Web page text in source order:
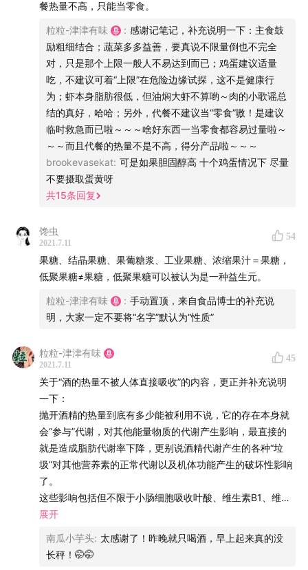
《中国居民膳食指南（2016）》
《基础营养学》
制作团队
主播 / 朱峰、冯越、粒粒、小茜
策划 / 白宦成、粒粒
后期 / 朱峰
产品统筹 / bobo
联合制作 / 声网
赞助我们
津津乐道已开通会员系统，登录爱发电加入津津乐道会
员，可收到不定期更新的节目扩展内容、片花、未公开发
布的节目等，还可以参与我们的付费听友群和线下聚会
关于「津津有味」
健康生活无需变身苦行僧，无能之辈才会传递说教和乏
味，养生其实简单日常不神秘，健康可以和快乐同行，科
学可以严谨而逗趣。津津有味，听二位吃货主播联手各界
达人每期给你一记“纳尼？居然是这样！”的暴击
官网：dao.fm
微信公众号： 津津乐道播客
Twitter： @jinjinledaofm
餐热量不高，只能当零食。
粒粒-津津有味 : 感谢记笔记，补充说明一下：主食鼓
励粗细结合；蔬菜多多益善，要真说不限量倒也不完全
对，只是那个上限一般人不易达到而已；鸡蛋建议适量
吃，不建议可着“上限”在危险边缘试探，这不是健康行
为；虾本身脂肪很低，但油焖大虾不算哟～肉的小歌谣总
结的真好，哈哈；另外，代餐不建议当“零食”嗷！是建议
临时救急而已啦～～～啥好东西一当零食都容易过量啦～
～～而且代餐的热量不是不高，得分产品啦～～～
brookevasekat: 可是如果胆固醇高 十个鸡蛋情况下 尽量
不要摄取蛋黄呀
共15条回复
馋虫
2021.7.11
54
果糖、结晶果糖、果葡糖浆、工业果糖、浓缩果汁＝果糖，
低聚果糖≠果糖，低聚果糖可以被认为是一种益生元。
粒粒-津津有味 : 手动置顶，来自食品博士的补充说
明，大家一定不要将“名字”默认为“性质”
粒粒-津津有味
2021.7.11
45
关于“酒的热量不被人体直接吸收”的内容，更正并补充说明
一下：
抛开酒精的热量到底有多少能被利用不说，它的存在本身就
会“参与”代谢，对其他能量物质的代谢产生影响，最直接的
就是造成脂肪代谢率下降，更别说酒精代谢产生的各种“垃
圾”对其他营养素的正常代谢以及机体功能产生的破坏性影响
了。
这些影响包括但不限于小肠细胞吸收叶酸、维生素B1、维生
素B12等的能力下降；
下降；钙、镁、锌等矿物质的丢失增加；中枢神经损伤等
等。
展开
南瓜小芋头: 太感谢了！昨晚就只喝酒，早上起来真的没
长秤！🤭🤭